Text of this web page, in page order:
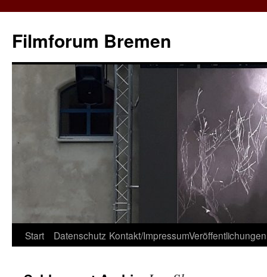
springen
Filmforum Bremen
Start Datenschutz Kontakt/ImpressumVeröffentlichungen